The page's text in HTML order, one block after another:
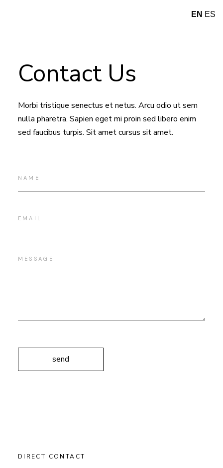
Contact Us
Morbi tristique senectus et netus. Arcu odio ut sem
nulla pharetra. Sapien eget mi proin sed libero enim
sed faucibus turpis. Sit amet cursus sit amet.
send
DIRECT CONTACT
EN ES